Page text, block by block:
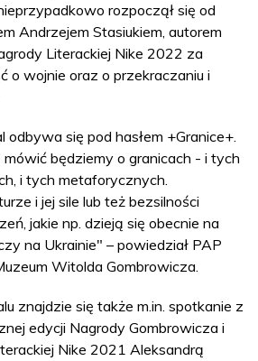
rozpoczął się od
Andrzejem Stasiukiem, autorem
Literackiej Nike 2022 za
o wojnie oraz o przekraczaniu i
się pod hasłem +Granice+.
będziemy o granicach - i tych
i tych metaforycznych.
i jej sile lub też bezsilności
jakie np. dzieją się obecnie na
na Ukrainie" – powiedział PAP
Witolda Gombrowicza.
znajdzie się także m.in. spotkanie z
edycji Nagrody Gombrowicza i
Nike 2021 Aleksandrą